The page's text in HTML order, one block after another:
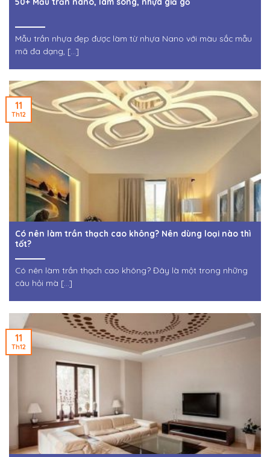
Mẫu trần nhựa đẹp được làm từ nhựa Nano với màu sắc mẫu
mã đa dạng, [...]
Có nên làm trần thạch cao không? Nên dùng loại nào thì
tốt?
Có nên làm trần thạch cao không? Đây là một trong những
câu hỏi mà [...]
11
Th12
11
Th12